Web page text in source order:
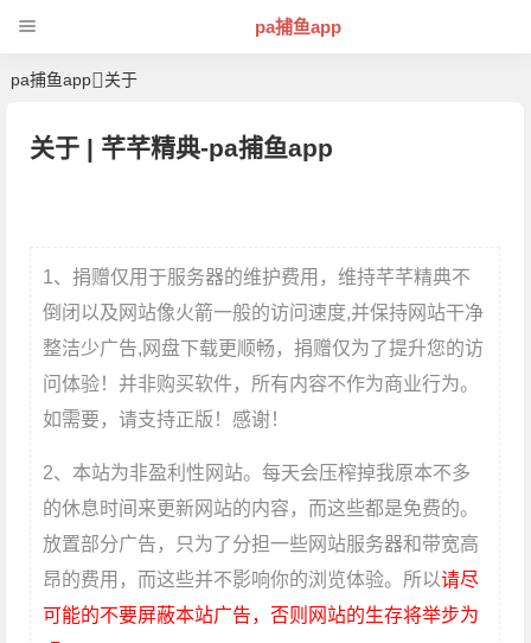
pa捕鱼app
pa捕鱼app 关于
关于 | 芊芊精典-pa捕鱼app
1、捐赠仅用于服务器的维护费用，维持芊芊精典不
倒闭以及网站像火箭一般的访问速度,并保持网站干净
整洁少广告,网盘下载更顺畅，捐赠仅为了提升您的访
问体验！并非购买软件，所有内容不作为商业行为。
如需要，请支持正版！感谢！
2、本站为非盈利性网站。每天会压榨掉我原本不多
的休息时间来更新网站的内容，而这些都是免费的。
放置部分广告，只为了分担一些网站服务器和带宽高
昂的费用，而这些并不影响你的浏览体验。所以请尽
可能的不要屏蔽本站广告，否则网站的生存将举步为